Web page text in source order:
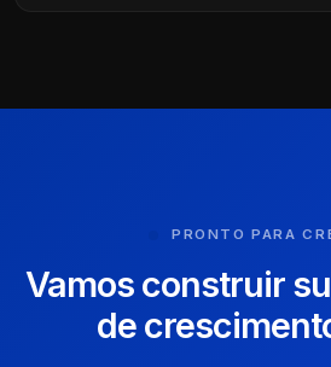
PRONTO PARA
Vamos construir
de